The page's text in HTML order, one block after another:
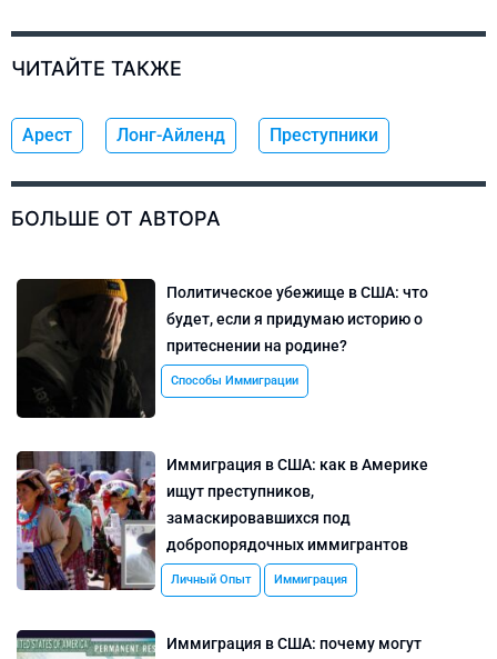
ЧИТАЙТЕ ТАКЖЕ
Арест Лонг-Айленд Преступники
БОЛЬШЕ ОТ АВТОРА
Политическое убежище в США: что
будет, если я придумаю историю о
притеснении на родине?
Способы Иммиграции
Иммиграция в США: как в Америке
ищут преступников,
замаскировавшихся под
добропорядочных иммигрантов
Личный Опыт Иммиграция
Иммиграция в США: почему могут